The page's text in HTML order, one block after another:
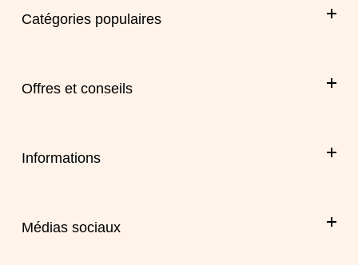
Catégories populaires
Offres et conseils
Informations
Médias sociaux